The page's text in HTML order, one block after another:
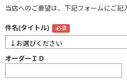
当店へのご要望は、下記フォームにご記
件名(タイトル)
オーダーＩＤ